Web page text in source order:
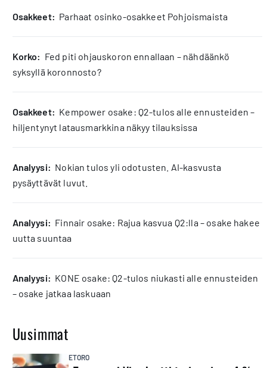
osakkeet: Parhaat osinko-osakkeet Pohjoismaista
korko: Fed piti ohjauskoron ennallaan – nähdäänkö
syksyllä koronnosto?
osakkeet: Kempower osake: Q2-tulos alle ennusteiden –
hiljentynyt latausmarkkina näkyy tilauksissa
analyysi: Nokian tulos yli odotusten. AI-kasvusta
pysäyttävät luvut.
analyysi: Finnair osake: Rajua kasvua Q2:lla – osake hakee
uutta suuntaa
analyysi: KONE osake: Q2-tulos niukasti alle ennusteiden
– osake jatkaa laskuaan
Uusimmat
ETORO